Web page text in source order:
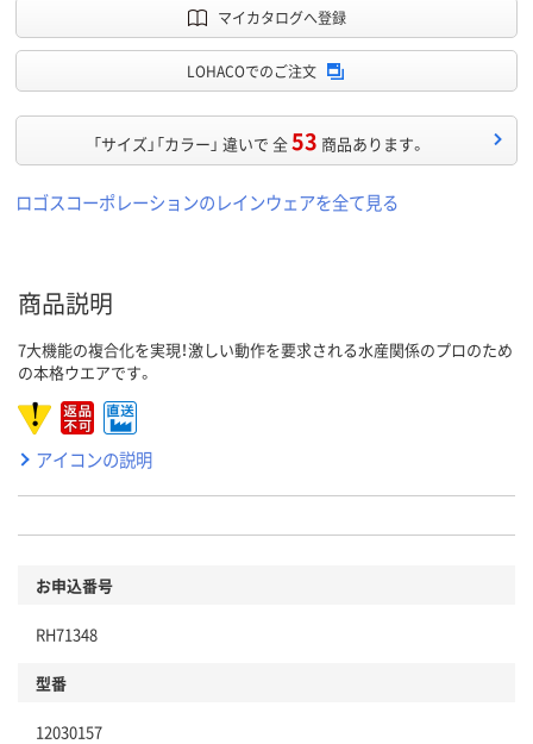
マイカタログへ登録
LOHACOでのご注文
「サイズ」「カラー」 違いで 全53 商品あります。
ロゴスコーポレーションのレインウェアを全て見る
商品説明
7大機能の複合化を実現！激しい動作を要求される水産関係のプロのため
の本格ウエアです。
アイコンの説明
お申込番号
RH71348
型番
12030157